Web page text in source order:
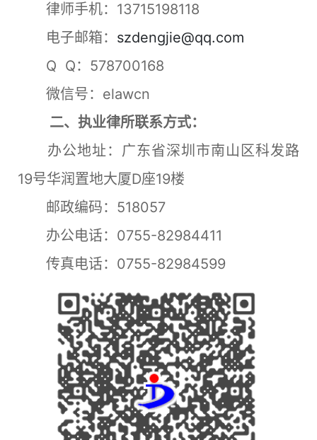
律师手机：13715198118
电子邮箱： szdengjie@qq.com
Q Q：578700168
微信号：elawcn
二、执业律所联系方式：
办公地址：广东省深圳市南山区科发路
19号华润置地大厦D座19楼
邮政编码：518057
办公电话：0755-82984411
传真电话：0755-82984599